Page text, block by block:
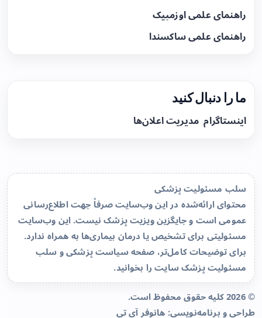
راهنمای علمی اوزمپیک
راهنمای علمی ساکسندا
ما را دنبال کنید
اینستاگرام مدیریت اعلان‌ها
سلب مسئولیت پزشکی
محتوای ارائه‌شده در این وب‌سایت صرفاً جهت اطلاع‌رسانی
عمومی است و جایگزین ویزیت پزشک نیست. این وب‌سایت
مسئولیتی برای تشخیص یا درمان بیماری‌ها به همراه ندارد.
برای توضیحات کامل‌تر، صفحهسیاست پزشکی و سلب
مسئولیت پزشک سایترا بخوانید.
© 2026 کلیه حقوق محفوظ است.
طراحی و برنامه‌نویسی: هانوفر آی تی